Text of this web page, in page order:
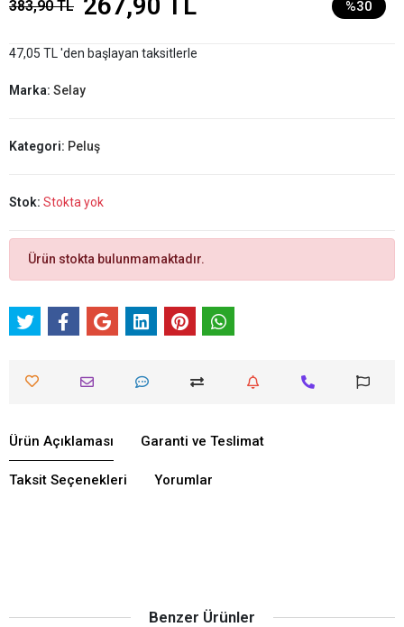
383,90 TL %30
47,05 TL 'den başlayan taksitlerle
Marka: Selay
Kategori: Peluş
Stok: Stokta yok
Ürün stokta bulunmamaktadır.
Ürün Açıklaması Garanti ve Teslimat
Taksit Seçenekleri Yorumlar
Benzer Ürünler